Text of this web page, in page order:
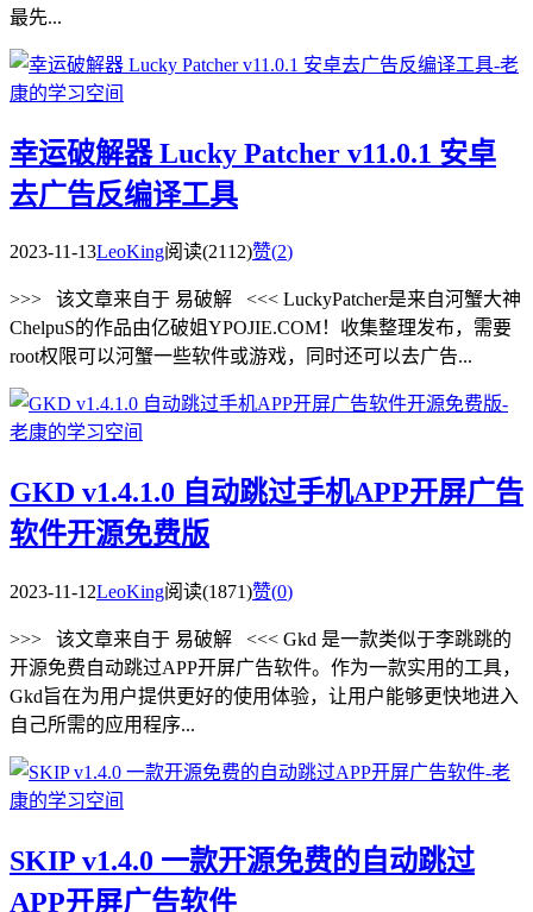
最先...
幸运破解器 Lucky Patcher v11.0.1 安卓
去广告反编译工具
2023-11-13LeoKing阅读(2112)赞(2)
>>> 该文章来自于 易破解 <<< LuckyPatcher是来自河蟹大神
ChelpuS的作品由亿破姐YPOJIE.COM！收集整理发布，需要
root权限可以河蟹一些软件或游戏，同时还可以去广告...
GKD v1.4.1.0 自动跳过手机APP开屏广告
软件开源免费版
2023-11-12LeoKing阅读(1871)赞(0)
>>> 该文章来自于 易破解 <<< Gkd 是一款类似于李跳跳的
开源免费自动跳过APP开屏广告软件。作为一款实用的工具，
Gkd旨在为用户提供更好的使用体验，让用户能够更快地进入
自己所需的应用程序...
SKIP v1.4.0 一款开源免费的自动跳过
APP开屏广告软件